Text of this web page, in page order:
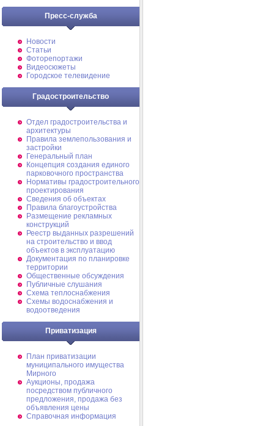
Пресс-служба
Новости
Статьи
Фоторепортажи
Видеосюжеты
Городское телевидение
Градостроительство
Отдел градостроительства и
архитектуры
Правила землепользования и
застройки
Генеральный план
Концепция создания единого
парковочного пространства
Нормативы градостроительного
проектирования
Сведения об объектах
Правила благоустройства
Размещение рекламных
конструкций
Реестр выданных разрешений
на строительство и ввод
объектов в эксплуатацию
Документация по планировке
территории
Общественные обсуждения
Публичные слушания
Схема теплоснабжения
Схемы водоснабжения и
водоотведения
Приватизация
План приватизации
муниципального имущества
Мирного
Аукционы, продажа
посредством публичного
предложения, продажа без
объявления цены
Справочная информация